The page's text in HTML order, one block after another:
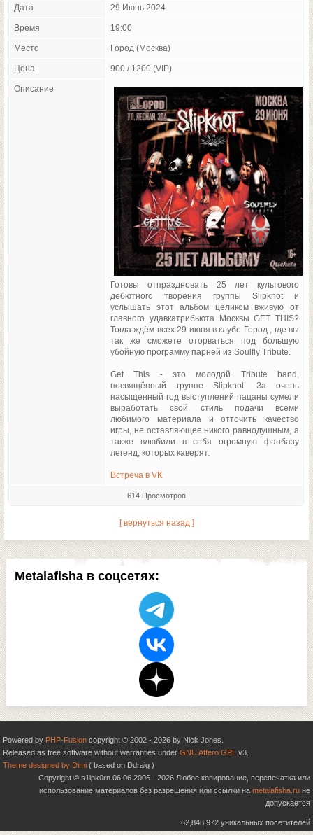
Metalafisha в соцсетях:
Дата 29 Июнь 2024
Время 19:00
Место Город (Москва)
Цена 900 / 1200 (VIP)
Описание
Готовы отпраздновать 25 лет культового
дебютного творения группы Slipknot и
услышать этот альбом целиком вживую от
главного удавкатрибьюта Москвы GET THIS?
Тогда ждём всех 29 июня в клубе Город , где вы
так же сможете оторваться под большую
убойную программу парней из Soulfly Tribute.
Get This - это молодой Tribute band,
посвящённый группе Slipknot. За очень
насыщенный год выступлений пацаны сумели
выработать свой стиль подачи всеми
любимого материала и отточить качество
игры, не оставляющее никого равнодушным, а
также влюбили в себя огромную фанбазу
легенд, которых каверят.
Встреча в VK
614 Просмотров
[ вернуться назад ]
Powered by PHP-Fusion copyright © 2002 - 2026 by Nick Jones.
Released as free software without warranties under GNU Affero GPL v3.
Theme designed by Dimi ( based on Ddraig )
Copyright © s1ipk0rn 06.06.2006 - 2026 Любое копирование, перепечатка или
использование материалов без разрешения или ссылки на metalafisha.ru не
допускается
62,848,972 уникальных посетителей